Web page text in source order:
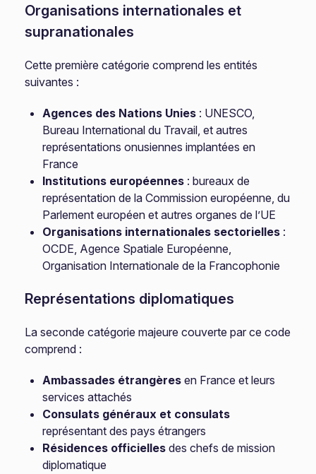
Organisations internationales et
supranationales
Cette première catégorie comprend les entités
suivantes :
Agences des Nations Unies : UNESCO,
Bureau International du Travail, et autres
représentations onusiennes implantées en
France
Institutions européennes : bureaux de
représentation de la Commission européenne, du
Parlement européen et autres organes de l’UE
Organisations internationales sectorielles :
OCDE, Agence Spatiale Européenne,
Organisation Internationale de la Francophonie
Représentations diplomatiques
La seconde catégorie majeure couverte par ce code
comprend :
Ambassades étrangères en France et leurs
services attachés
Consulats généraux et consulats
représentant des pays étrangers
Résidences officielles des chefs de mission
diplomatique